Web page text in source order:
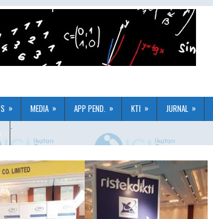
» MEDIA » APP PEND. » KTI » JURNAL »
.